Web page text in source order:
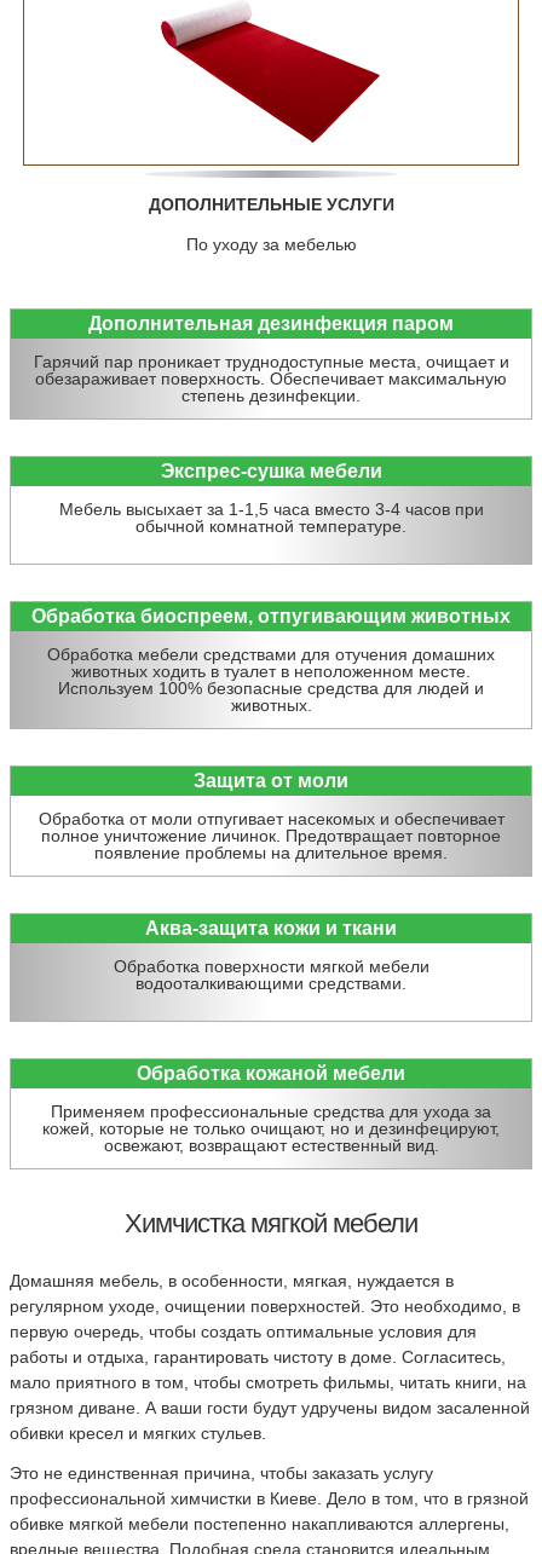
ДОПОЛНИТЕЛЬНЫЕ УСЛУГИ
По уходу за мебелью
Дополнительная дезинфекция паром
Гарячий пар проникает труднодоступные места, очищает и
обезараживает поверхность. Обеспечивает максимальную
степень дезинфекции.
Экспрес-сушка мебели
Мебель высыхает за 1-1,5 часа вместо 3-4 часов при
обычной комнатной температуре.
Обработка биоспреем, отпугивающим животных
Обработка мебели средствами для отучения домашних
животных ходить в туалет в неположенном месте.
Используем 100% безопасные средства для людей и
животных.
Защита от моли
Обработка от моли отпугивает насекомых и обеспечивает
полное уничтожение личинок. Предотвращает повторное
появление проблемы на длительное время.
Аква-защита кожи и ткани
Обработка поверхности мягкой мебели
водооталкивающими средствами.
Обработка кожаной мебели
Применяем профессиональные средства для ухода за
кожей, которые не только очищают, но и дезинфецируют,
освежают, возвращают естественный вид.
Химчистка мягкой мебели
Домашняя мебель, в особенности, мягкая, нуждается в
регулярном уходе, очищении поверхностей. Это необходимо, в
первую очередь, чтобы создать оптимальные условия для
работы и отдыха, гарантировать чистоту в доме. Согласитесь,
мало приятного в том, чтобы смотреть фильмы, читать книги, на
грязном диване. А ваши гости будут удручены видом засаленной
обивки кресел и мягких стульев.
Это не единственная причина, чтобы заказать услугу
профессиональной химчистки в Киеве. Дело в том, что в грязной
обивке мягкой мебели постепенно накапливаются аллергены,
вредные вещества. Подобная среда становится идеальным